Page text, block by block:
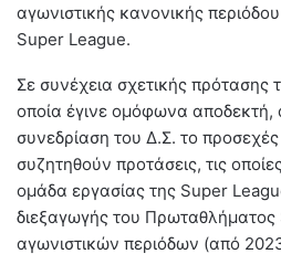
αγωνιστικής κανονικής
Super League.
Σε συνέχεια σχετικής πρότασης
οποία έγινε ομόφωνα αποδεκτή,
συνεδρίαση του Δ.Σ. το
συζητηθούν προτάσεις, τις
ομάδα εργασίας της Super
διεξαγωγής του
αγωνιστικών περιόδων (από